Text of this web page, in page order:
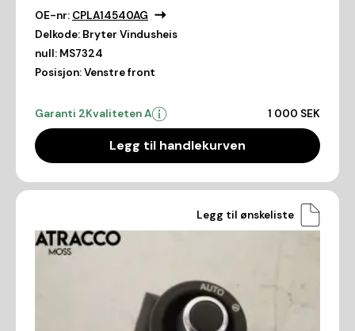
OE-nr: CPLA14540AG
Delkode: Bryter Vindusheis
null: MS7324
Posisjon:Venstre front
Garanti 2Kvaliteten A 1 000 SEK
Legg til handlekurven
Legg til ønskeliste